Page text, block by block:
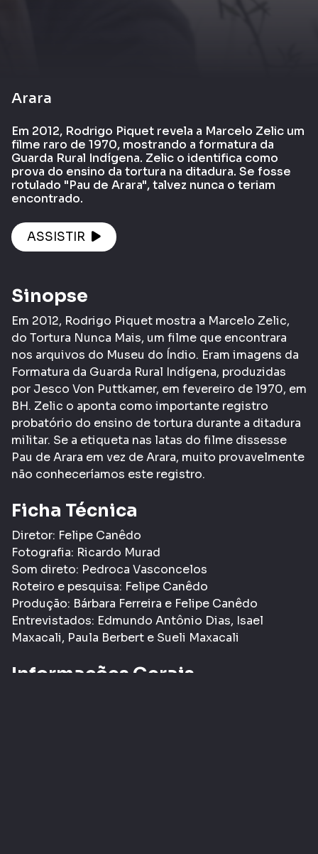
Arara
Em 2012, Rodrigo Piquet revela a Marcelo Zelic um
filme raro de 1970, mostrando a formatura da
Guarda Rural Indígena. Zelic o identifica como
prova do ensino da tortura na ditadura. Se fosse
rotulado "Pau de Arara", talvez nunca o teriam
encontrado.
ASSISTIR
Sinopse
Em 2012, Rodrigo Piquet mostra a Marcelo Zelic,
do Tortura Nunca Mais, um filme que encontrara
nos arquivos do Museu do Índio. Eram imagens da
Formatura da Guarda Rural Indígena, produzidas
por Jesco Von Puttkamer, em fevereiro de 1970, em
BH. Zelic o aponta como importante registro
probatório do ensino de tortura durante a ditadura
militar. Se a etiqueta nas latas do filme dissesse
Pau de Arara em vez de Arara, muito provavelmente
não conheceríamos este registro.
Ficha Técnica
Diretor: Felipe Canêdo
Fotografia: Ricardo Murad
Som direto: Pedroca Vasconcelos
Roteiro e pesquisa: Felipe Canêdo
Produção: Bárbara Ferreira e Felipe Canêdo
Entrevistados: Edmundo Antônio Dias, Isael
Maxacali, Paula Berbert e Sueli Maxacali
Informações Gerais